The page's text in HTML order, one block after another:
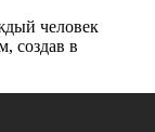
человек
создав в